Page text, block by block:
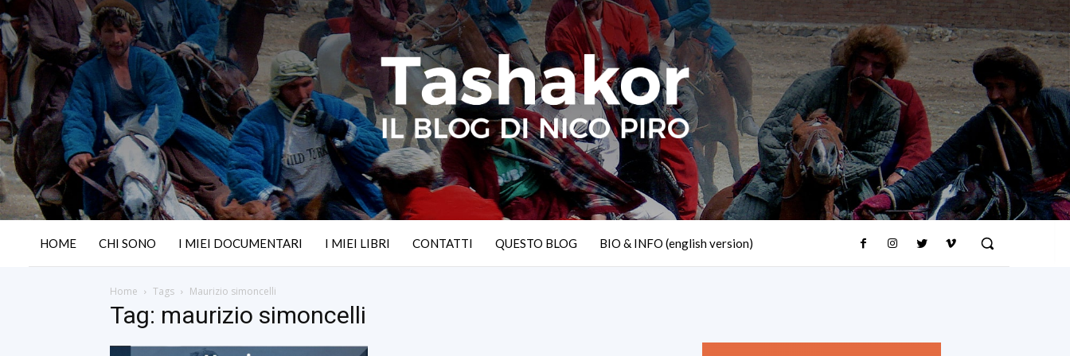
HOME CHI SONO I MIEI DOCUMENTARI I MIEI LIBRI CONTATTI QUESTO BLOG BIO & INFO (english version)
Home Tags Maurizio simoncelli
Tag: maurizio simoncelli